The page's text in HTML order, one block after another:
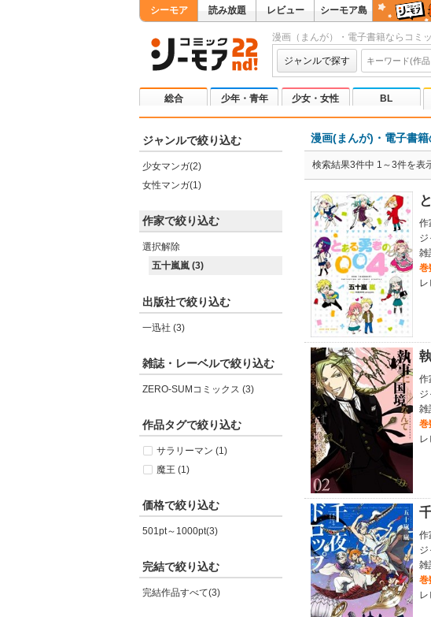
シーモア 読み放題 レビュー シーモア島
漫画（まんが）・電子書籍ならコミ
ジャンルで探す
総合 少年・青年 少女・女性 BL
ジャンルで絞り込む
少女マンガ(2)
女性マンガ(1)
作家で絞り込む
選択解除
五十嵐嵐 (3)
出版社で絞り込む
一迅社 (3)
雑誌・レーベルで絞り込む
ZERO-SUMコミックス (3)
作品タグで絞り込む
サラリーマン (1)
魔王 (1)
価格で絞り込む
501pt～1000pt(3)
完結で絞り込む
完結作品すべて(3)
漫画(まんが)・電子書
検索結果3件中 1～3件を表
作
ジ
雑
巻
レ
作
ジ
雑
巻
レ
作
ジ
雑
巻
レ